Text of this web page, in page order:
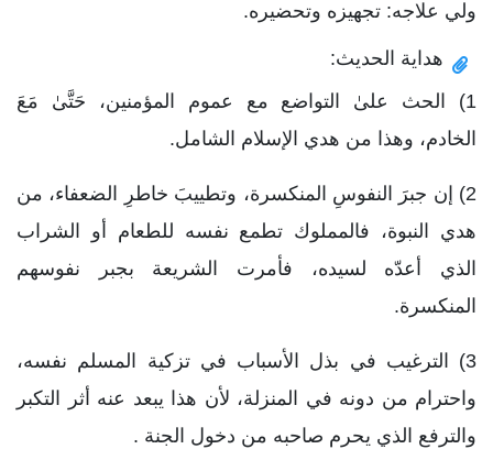
ولي علاجه: تجهيزه وتحضيره.
هداية الحديث:
1) الحث علىٰ التواضع مع عموم المؤمنين، حَتَّىٰ مَعَ
الخادم، وهذا من هدي الإسلام الشامل.
2) إن جبرَ النفوسِ المنكسرة، وتطييبَ خاطرِ الضعفاء، من
هدي النبوة، فالمملوك تطمع نفسه للطعام أو الشراب
الذي أعدّه لسيده، فأمرت الشريعة بجبر نفوسهم
المنكسرة.
3) الترغيب في بذل الأسباب في تزكية المسلم نفسه،
واحترام من دونه في المنزلة، لأن هذا يبعد عنه أثر التكبر
والترفع الذي يحرم صاحبه من دخول الجنة .